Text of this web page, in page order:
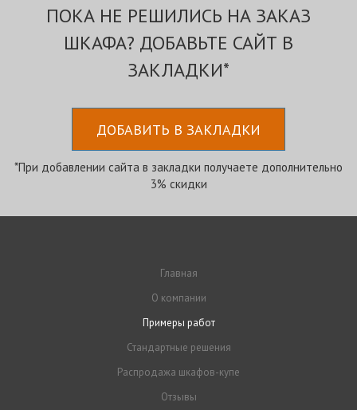
ПОКА НЕ РЕШИЛИСЬ НА ЗАКАЗ
ШКАФА? ДОБАВЬТЕ САЙТ В
ЗАКЛАДКИ*
ДОБАВИТЬ В ЗАКЛАДКИ
*При добавлении сайта в закладки получаете дополнительно
3% скидки
Главная
О компании
Примеры работ
Стандартные решения
Распродажа шкафов-купе
Отзывы